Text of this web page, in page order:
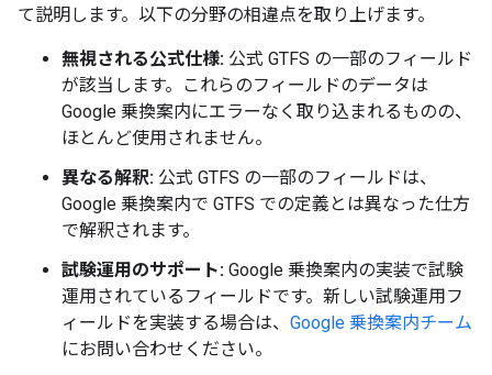
て説明します。以下の分野の相違点を取り上げます。
無視される公式仕様: 公式 GTFS の一部のフィールド
が該当します。これらのフィールドのデータは
Google 乗換案内にエラーなく取り込まれるものの、
ほとんど使用されません。
異なる解釈: 公式 GTFS の一部のフィールドは、
Google 乗換案内で GTFS での定義とは異なった仕方
で解釈されます。
試験運用のサポート: Google 乗換案内の実装で試験
運用されているフィールドです。新しい試験運用フ
ィールドを実装する場合は、 Google 乗換案内チーム
にお問い合わせください。